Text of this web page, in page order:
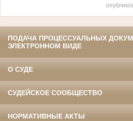
ПОДАЧА ПРОЦЕССУАЛЬНЫХ
ЭЛЕКТРОННОМ ВИДЕ
О СУДЕ
СУДЕЙСКОЕ СООБЩЕСТВО
НОРМАТИВНЫЕ АКТЫ